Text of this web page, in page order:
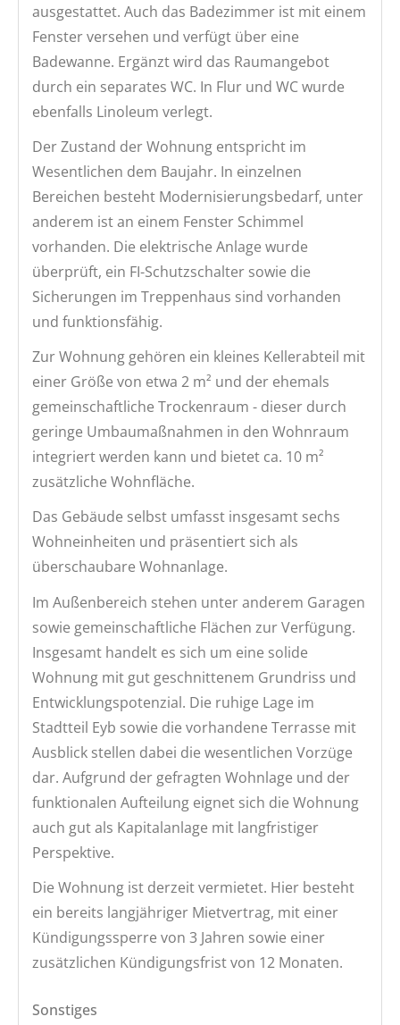
ausgestattet. Auch das Badezimmer ist mit einem
Fenster versehen und verfügt über eine
Badewanne. Ergänzt wird das Raumangebot
durch ein separates WC. In Flur und WC wurde
ebenfalls Linoleum verlegt.
Der Zustand der Wohnung entspricht im
Wesentlichen dem Baujahr. In einzelnen
Bereichen besteht Modernisierungsbedarf, unter
anderem ist an einem Fenster Schimmel
vorhanden. Die elektrische Anlage wurde
überprüft, ein FI-Schutzschalter sowie die
Sicherungen im Treppenhaus sind vorhanden
und funktionsfähig.
Zur Wohnung gehören ein kleines Kellerabteil mit
einer Größe von etwa 2 m² und der ehemals
gemeinschaftliche Trockenraum - dieser durch
geringe Umbaumaßnahmen in den Wohnraum
integriert werden kann und bietet ca. 10 m²
zusätzliche Wohnfläche.
Das Gebäude selbst umfasst insgesamt sechs
Wohneinheiten und präsentiert sich als
überschaubare Wohnanlage.
Im Außenbereich stehen unter anderem Garagen
sowie gemeinschaftliche Flächen zur Verfügung.
Insgesamt handelt es sich um eine solide
Wohnung mit gut geschnittenem Grundriss und
Entwicklungspotenzial. Die ruhige Lage im
Stadtteil Eyb sowie die vorhandene Terrasse mit
Ausblick stellen dabei die wesentlichen Vorzüge
dar. Aufgrund der gefragten Wohnlage und der
funktionalen Aufteilung eignet sich die Wohnung
auch gut als Kapitalanlage mit langfristiger
Perspektive.
Die Wohnung ist derzeit vermietet. Hier besteht
ein bereits langjähriger Mietvertrag, mit einer
Kündigungssperre von 3 Jahren sowie einer
zusätzlichen Kündigungsfrist von 12 Monaten.
Sonstiges